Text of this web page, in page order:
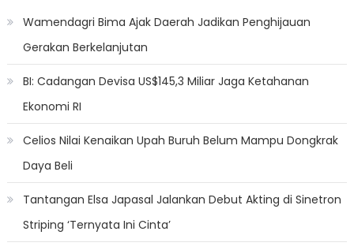
Wamendagri Bima Ajak Daerah Jadikan Penghijauan
Gerakan Berkelanjutan
BI: Cadangan Devisa US$145,3 Miliar Jaga Ketahanan
Ekonomi RI
Celios Nilai Kenaikan Upah Buruh Belum Mampu Dongkrak
Daya Beli
Tantangan Elsa Japasal Jalankan Debut Akting di Sinetron
Striping ‘Ternyata Ini Cinta’